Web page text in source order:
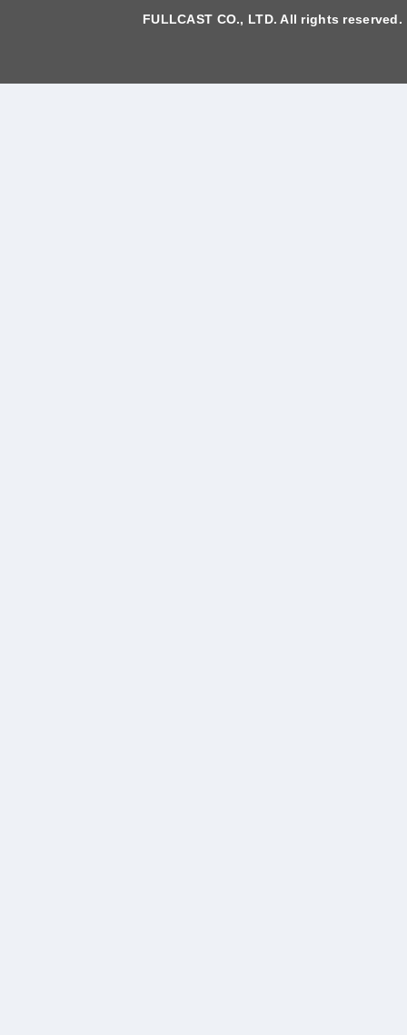
FULLCAST CO., LTD. All rights reserved.